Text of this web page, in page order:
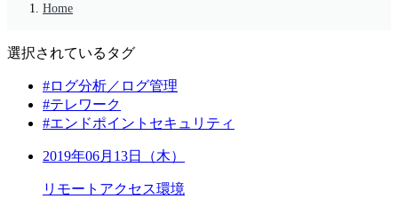
Home
選択されているタグ
#ログ分析／ログ管理
#テレワーク
#エンドポイントセキュリティ
2019年06月13日（木）
リモートアクセス環境